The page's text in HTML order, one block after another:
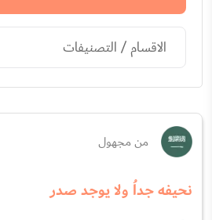
الاقسام / التصنيفات
من مجهول
نحيفه جداُ ولا يوجد صدر